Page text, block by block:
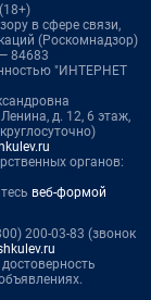
в сфере связи,
(Роскомнадзор)
84683
"ИНТЕРНЕТ
д. 12, 6 этаж,
органов:
веб-формой
200-03-83 (звонок